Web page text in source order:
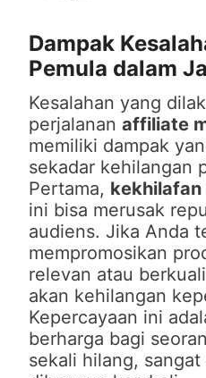
Dampak
Pemula dalam
Kesalahan yang
perjalanan affiliate
memiliki dampak
sekadar kehilangan
Pertama, kekhilafan
ini bisa merusak
audiens. Jika Anda
mempromosikan
relevan atau
akan kehilangan
Kepercayaan ini
berharga bagi
sekali hilang,